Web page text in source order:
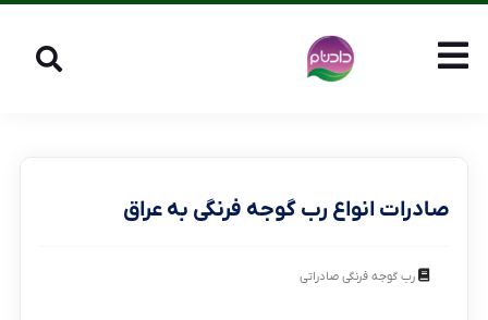
صادرات انواع رب گوجه فرنگی به عراق
رب گوجه فرنگی صادراتی